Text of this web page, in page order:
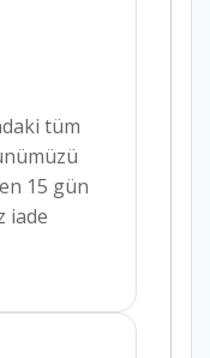
tüm
15 gün
iade